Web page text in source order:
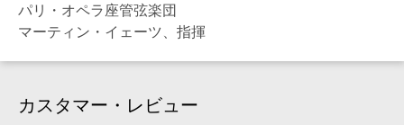
パリ・オペラ座管弦楽団
マーティン・イェーツ、指揮
カスタマー・レビュー